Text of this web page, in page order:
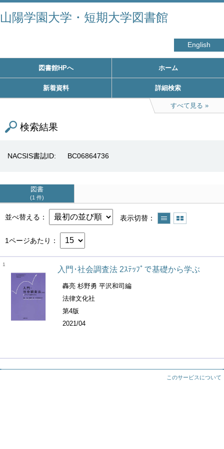
山陽学園大学・短期大学図書館
English
図書館HPへ ホーム
新着資料 詳細検索
すべて見る
検索結果
NACSIS書誌ID BC06864736
図書
1 件
並べ替える 表示切替
1ページあたり
1
入門･社会調査法 2ｽﾃｯﾌﾟで基礎から学ぶ
轟亮 杉野勇 平沢和司編
法律文化社
第4版
2021/04
このサービスについて